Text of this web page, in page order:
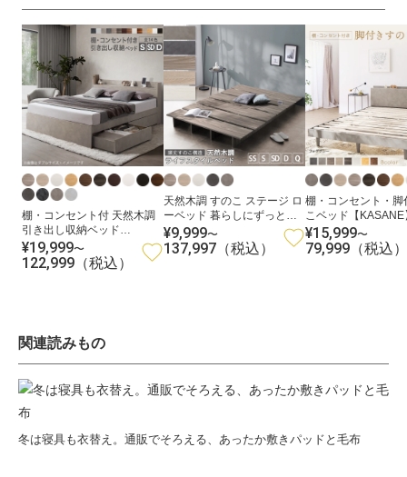
棚・コンセント付 天然木調
引き出し収納ベッド
【KASANE】
通
常
¥19,999〜
122,999 （税込）
天然木調 すのこ ステージ ロ
ーベッド 暮らしにずっと寄
り添う KASANE FLAT
通
常
¥9,999〜
137,997 （税込）
棚・コンセント・脚
こベッド【KASANE
通
常
¥15,999〜
79,999 （税込）
関連読みもの
冬は寝具も衣替え。通販でそろえる、あったか敷きパッドと毛布